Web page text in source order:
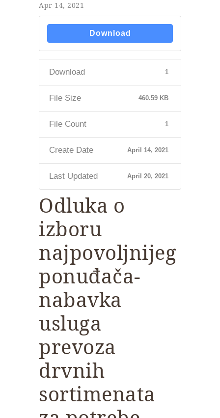
Apr 14, 2021
Download
Download 1
File Size 460.59 KB
File Count 1
Create Date April 14, 2021
Last Updated April 20, 2021
Odluka o
izboru
najpovoljnijeg
ponuđača-
nabavka
usluga
prevoza
drvnih
sortimenata